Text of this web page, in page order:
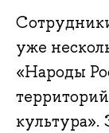
уже
«Народы